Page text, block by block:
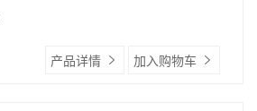
产品详情 加入购物车